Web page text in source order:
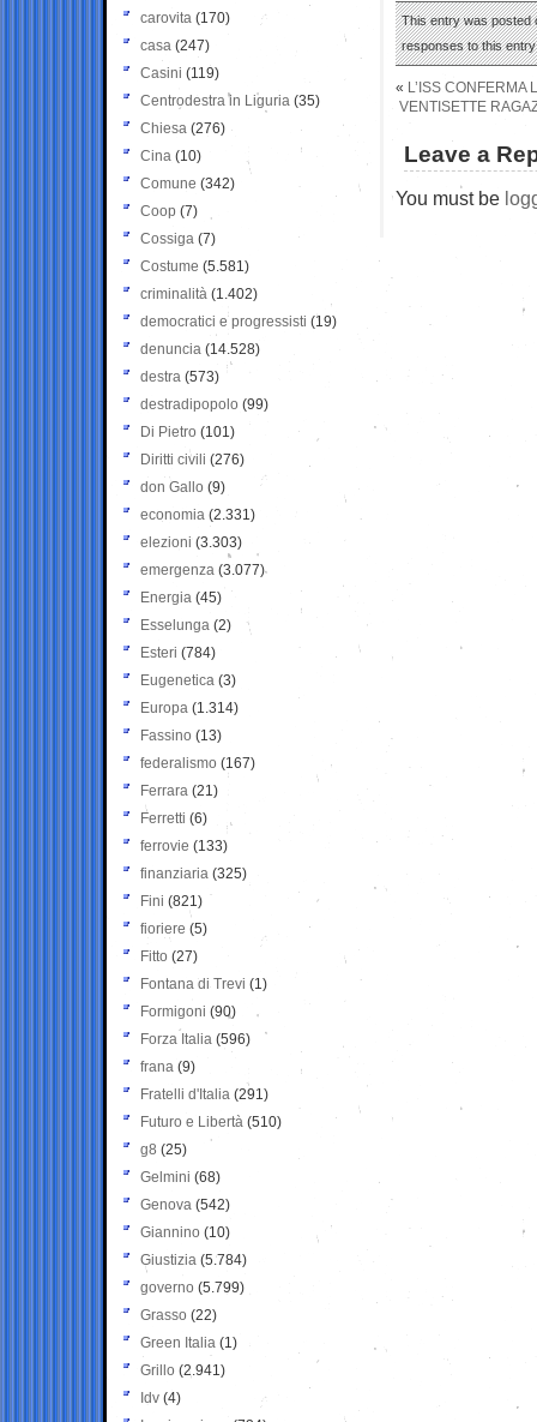
This entry was posted
responses to this
« L’ISS CONFERMA
VENTISETTE
Leave a
You must be
carovita (170)
casa (247)
Casini (119)
Centrodestra in Liguria (35)
Chiesa (276)
Cina (10)
Comune (342)
Coop (7)
Cossiga (7)
Costume (5.581)
criminalità (1.402)
democratici e progressisti (19)
denuncia (14.528)
destra (573)
destradipopolo (99)
Di Pietro (101)
Diritti civili (276)
don Gallo (9)
economia (2.331)
elezioni (3.303)
emergenza (3.077)
Energia (45)
Esselunga (2)
Esteri (784)
Eugenetica (3)
Europa (1.314)
Fassino (13)
federalismo (167)
Ferrara (21)
Ferretti (6)
ferrovie (133)
finanziaria (325)
Fini (821)
fioriere (5)
Fitto (27)
Fontana di Trevi (1)
Formigoni (90)
Forza Italia (596)
frana (9)
Fratelli d'Italia (291)
Futuro e Libertà (510)
g8 (25)
Gelmini (68)
Genova (542)
Giannino (10)
Giustizia (5.784)
governo (5.799)
Grasso (22)
Green Italia (1)
Grillo (2.941)
Idv (4)